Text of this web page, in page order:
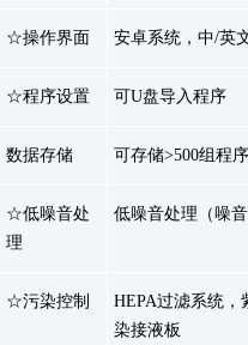
☆操作界面 安卓系统，中/英
☆程序设置 可U盘导入程序
数据存储 可存储>500组程序
☆低噪音处
理
低噪音处理（噪音
☆污染控制
HEPA过滤系统
染接液板